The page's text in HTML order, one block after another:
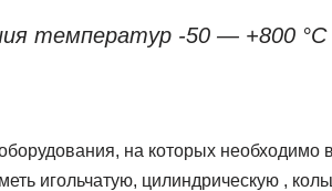
температур -50 — +800
на которых
игольчатую, цилиндрическую ,